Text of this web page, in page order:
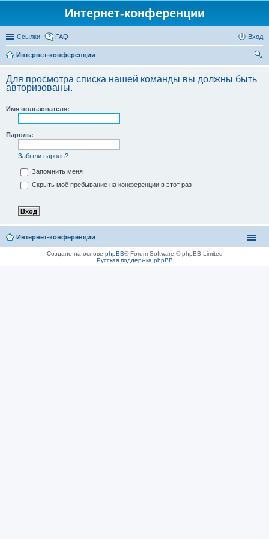
Интернет-конференции
Ссылки FAQ Вход
Интернет-конференции
ск
Для просмотра списка нашей команды вы должны быть
авторизованы.
Имя пользователя:
Пароль:
Забыли пароль?
Запомнить меня
Скрыть моё пребывание на конференции в этот раз
Интернет-конференции
Создано на основе phpBB® Forum Software © phpBB Limited
Русская поддержка phpBB